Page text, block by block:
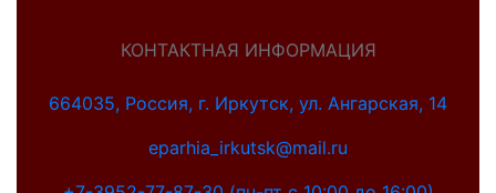
КОНТАКТНАЯ ИНФОРМАЦИЯ
664035, Россия, г. Иркутск, ул. Ангарская, 14
eparhia_irkutsk@mail.ru